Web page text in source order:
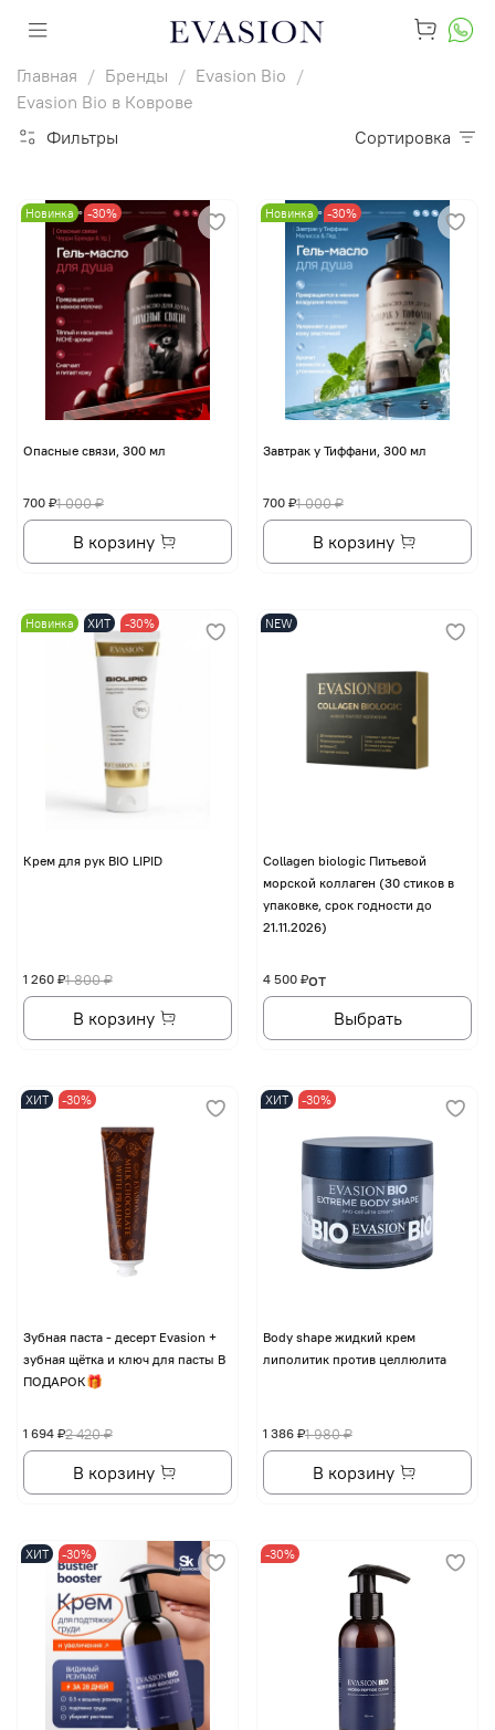
Главная Бренды
Evasion Bio
Evasion Bio в Коврове
Фильтры
Сортировка
Новинка -30%
Опасные связи, 300 мл
1 000 ₽
700 ₽
В корзину
Новинка -30%
Завтрак у Тиффани, 300 мл
1 000 ₽
700 ₽
В корзину
Новинка ХИТ -30%
Крем для рук BIO LIPID
1 800 ₽
1 260 ₽
В корзину
NEW
Collagen biologic Питьевой
морской коллаген (30 стиков в
упаковке, срок годности до
21.11.2026)
от
4 500 ₽
Выбрать
ХИТ -30%
Зубная паста - десерт Evasion +
зубная щётка и ключ для пасты В
ПОДАРОК🎁
2 420 ₽
1 694 ₽
В корзину
ХИТ -30%
Body shape жидкий крем
липолитик против целлюлита
1 980 ₽
1 386 ₽
В корзину
ХИТ -30% -30%